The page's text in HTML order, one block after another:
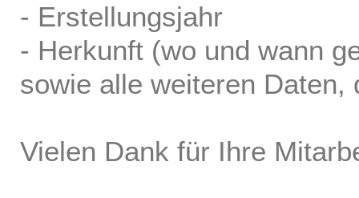
- Erstellungsjahr
- Herkunft (wo und wann
sowie alle weiteren
Vielen Dank für Ihre